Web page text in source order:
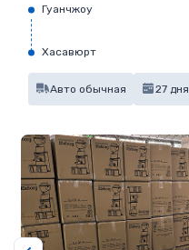
Гуанчжоу
Хасавюрт
Авто обычная 27 дня